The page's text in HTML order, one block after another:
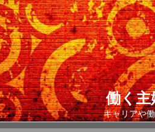
働く主
キャリアや